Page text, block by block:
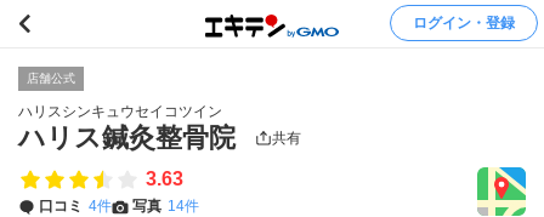
ログイン・登録
店舗公式
ハリスシンキュウセイコツイン
ハリス鍼灸整骨院 共有
3.63
口コミ 4件 写真 14件